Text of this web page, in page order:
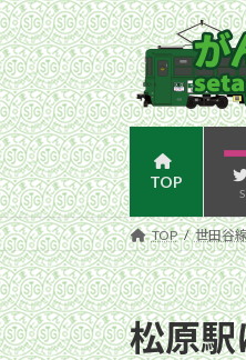
コ
ン
テ
ン
ツ
へ
ス
キ
ッ
プ
ナ
ビ
ゲ
ー
シ
ョ
ン
に
移
動
TOP
TOP 世田谷
松原